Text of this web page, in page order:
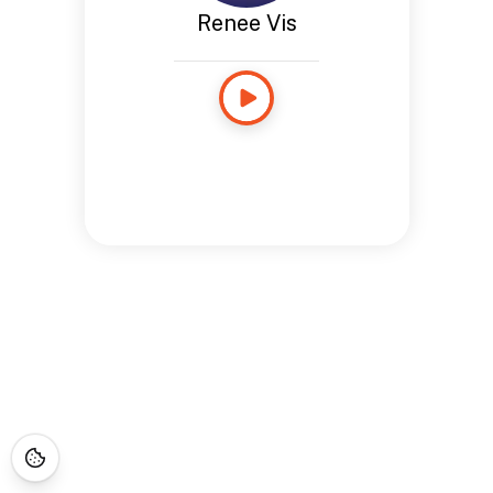
Renee Vis